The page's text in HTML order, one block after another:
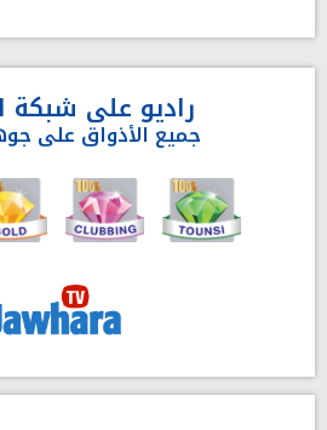
راديو على شبكة
جميع الأذواق على